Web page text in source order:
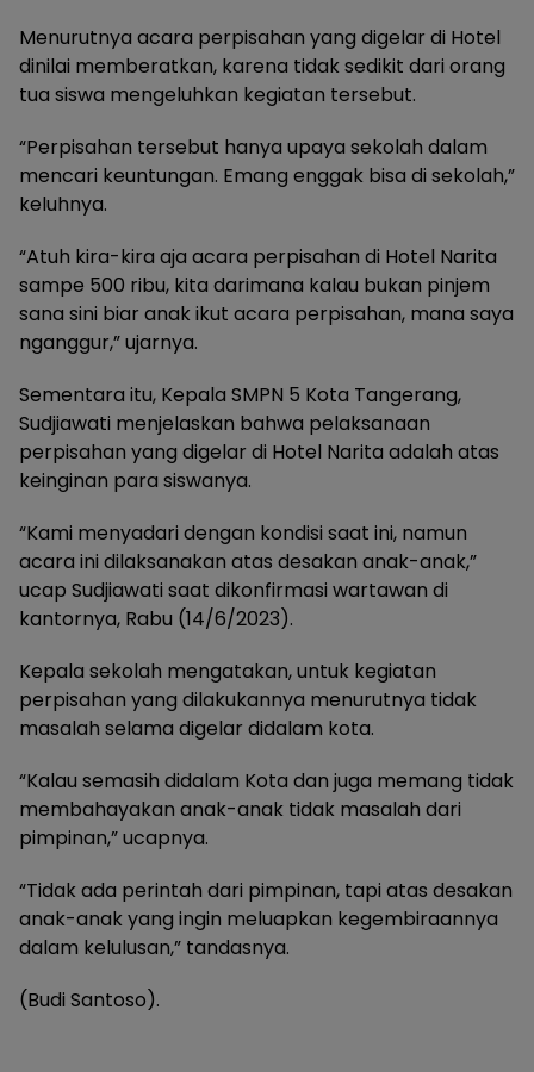
Menurutnya acara perpisahan yang digelar di Hotel
dinilai memberatkan, karena tidak sedikit dari orang
tua siswa mengeluhkan kegiatan tersebut.
“Perpisahan tersebut hanya upaya sekolah dalam
mencari keuntungan. Emang enggak bisa di sekolah,”
keluhnya.
“Atuh kira-kira aja acara perpisahan di Hotel Narita
sampe 500 ribu, kita darimana kalau bukan pinjem
sana sini biar anak ikut acara perpisahan, mana saya
nganggur,” ujarnya.
Sementara itu, Kepala SMPN 5 Kota Tangerang,
Sudjiawati menjelaskan bahwa pelaksanaan
perpisahan yang digelar di Hotel Narita adalah atas
keinginan para siswanya.
“Kami menyadari dengan kondisi saat ini, namun
acara ini dilaksanakan atas desakan anak-anak,”
ucap Sudjiawati saat dikonfirmasi wartawan di
kantornya, Rabu (14/6/2023).
Kepala sekolah mengatakan, untuk kegiatan
perpisahan yang dilakukannya menurutnya tidak
masalah selama digelar didalam kota.
“Kalau semasih didalam Kota dan juga memang tidak
membahayakan anak-anak tidak masalah dari
pimpinan,” ucapnya.
“Tidak ada perintah dari pimpinan, tapi atas desakan
anak-anak yang ingin meluapkan kegembiraannya
dalam kelulusan,” tandasnya.
(Budi Santoso).